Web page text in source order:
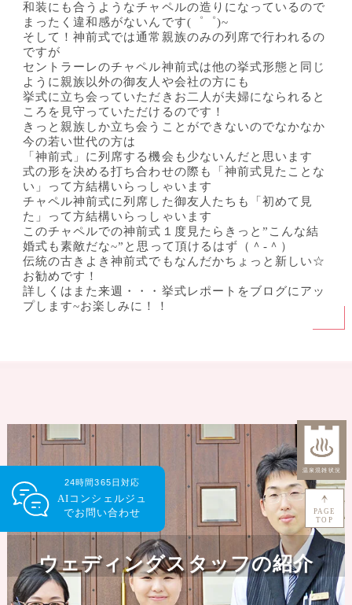
和装にも合うようなチャペルの造りになっているので
まったく違和感がないんです(゜゜)~
そして！神前式では通常親族のみの列席で行われるの
ですが
セントラーレのチャペル神前式は他の挙式形態と同じ
ように親族以外の御友人や会社の方にも
挙式に立ち会っていただきお二人が夫婦になられると
ころを見守っていただけるのです！
きっと親族しか立ち会うことができないのでなかなか
今の若い世代の方は
「神前式」に列席する機会も少ないんだと思います
式の形を決める打ち合わせの際も「神前式見たことな
い」って方結構いらっしゃいます
チャペル神前式に列席した御友人たちも「初めて見
た」って方結構いらっしゃいます
このチャペルでの神前式１度見たらきっと”こんな結
婚式も素敵だな~”と思って頂けるはず（＾-＾）
伝統の古きよき神前式でもなんだかちょっと新しい☆
お勧めです！
詳しくはまた来週・・・挙式レポートをブログにアッ
プします~お楽しみに！！
ウェディングスタッフの紹介
PAGE
TOP
24時間365日対応
AIコンシェルジュ
でお問い合わせ